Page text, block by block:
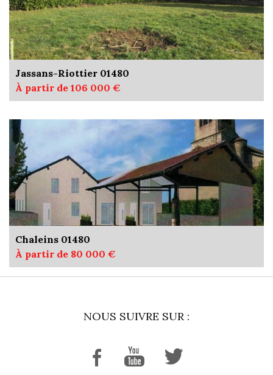
Jassans-Riottier 01480
À partir de 106 000 €
Chaleins 01480
À partir de 80 000 €
NOUS SUIVRE SUR :